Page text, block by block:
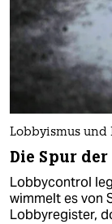
Lobbyismus und
Die Spur
Lobbycontrol
wimmelt es von
Lobbyregister,